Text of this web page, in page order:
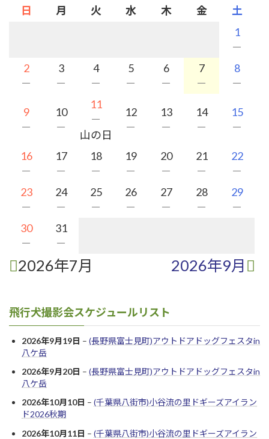
日 月 火 水 木 金
土
1
－
2
－
3
－
4
－
5
－
6
－
7
－
8
－
9
－
10
－
11
－
山の日
12
－
13
－
14
－
15
－
16
－
17
－
18
－
19
－
20
－
21
－
22
－
23
－
24
－
25
－
26
－
27
－
28
－
29
－
30
－
31
－
2026年7月 2026年9月
飛行犬撮影会スケジュールリスト
2026年9月19日 – (長野県富士見町)アウトドアドッグフェスタin
八ケ岳
2026年9月20日 – (長野県富士見町)アウトドアドッグフェスタin
八ケ岳
2026年10月10日 – (千葉県八街市)小谷流の里ドギーズアイラン
ド2026秋期
2026年10月11日 – (千葉県八街市)小谷流の里ドギーズアイラン